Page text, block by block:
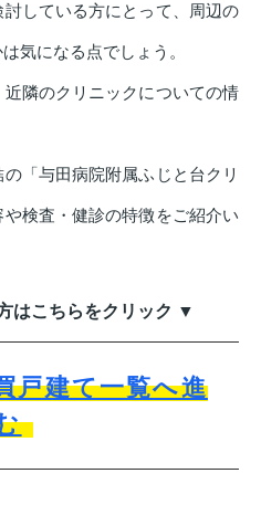
している方にとって、周辺の
気になる点でしょう。
隣のクリニックについての情
「与田病院附属ふじと台クリ
検査・健診の特徴をご紹介い
はこちらをクリック ▼
戸建て一覧へ進